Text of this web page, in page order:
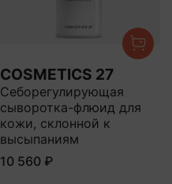
COSMETICS 27
Себорегулирующая
сыворотка-флюид для
кожи, склонной к
высыпаниям
10 560 ₽